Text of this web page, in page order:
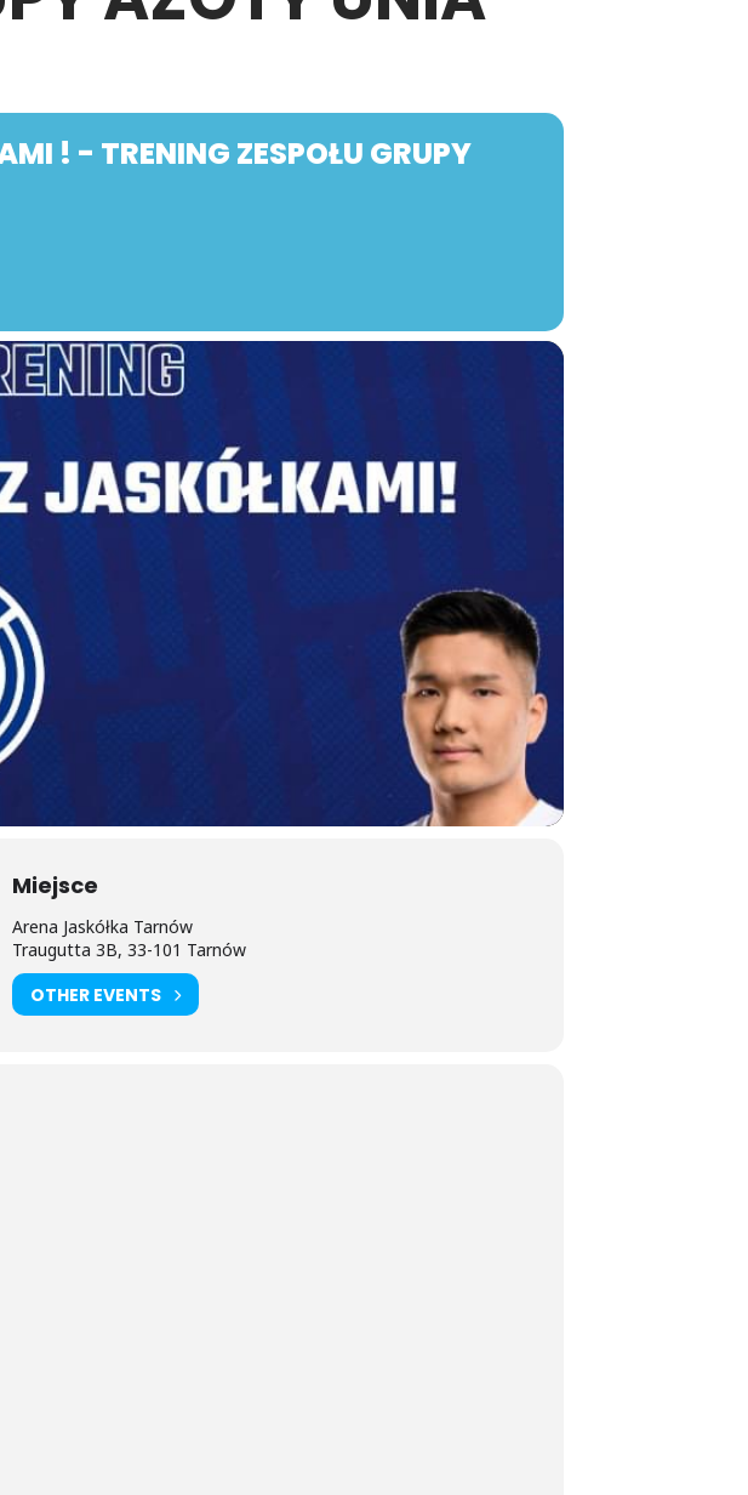
! - TRENING ZESPOŁU GRUPY
Miejsce
Arena Jaskółka Tarnów
Traugutta 3B, 33-101 Tarnów
OTHER EVENTS